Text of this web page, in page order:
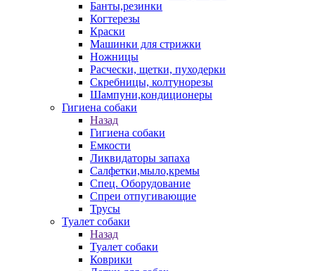
Банты,резинки
Когтерезы
Краски
Машинки для стрижки
Ножницы
Расчески, щетки, пуходерки
Скребницы, колтунорезы
Шампуни,кондиционеры
Гигиена собаки
Назад
Гигиена собаки
Емкости
Ликвидаторы запаха
Салфетки,мыло,кремы
Спец. Оборудование
Спреи отпугивающие
Трусы
Туалет собаки
Назад
Туалет собаки
Коврики